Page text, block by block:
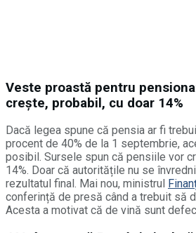
Veste proastă pentru
crește, probabil, cu doar 14%
Dacă legea spune că pensia ar fi
procent de 40% de la 1 septembrie,
posibil. Sursele spun că pensiile vor
14%. Doar că autoritățile nu se
rezultatul final. Mai nou, ministrul
conferință de presă când a trebuit să
Acesta a motivat că de vină sunt